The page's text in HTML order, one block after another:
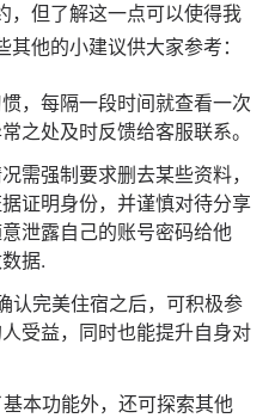
，但了解这一点可以使得我
他的小建议供大家参考：
，每隔一段时间就查看一次
之处及时反馈给客服联系。
需强制要求删去某些资料，
证明身份，并谨慎对待分享
泄露自己的账号密码给他
据.
认完美住宿之后，可积极参
受益，同时也能提升自身对
本功能外，还可探索其他